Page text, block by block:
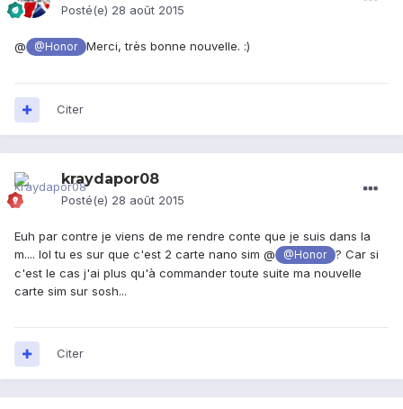
Posté(e) 28 août 2015
@ @Honor Merci, très bonne nouvelle. :)
Citer
kraydapor08
Posté(e) 28 août 2015
Euh par contre je viens de me rendre conte que je suis dans la
m.... lol tu es sur que c'est 2 carte nano sim @
@Honor
? Car si
c'est le cas j'ai plus qu'à commander toute suite ma nouvelle
carte sim sur sosh...
Citer